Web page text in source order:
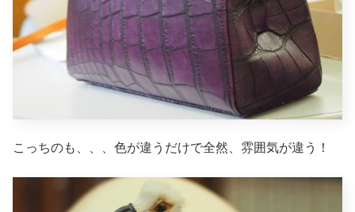
こっちのも、、、色が違うだけで全然、雰囲気が違う！